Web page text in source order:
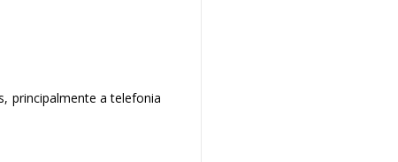
principalmente a telefonia